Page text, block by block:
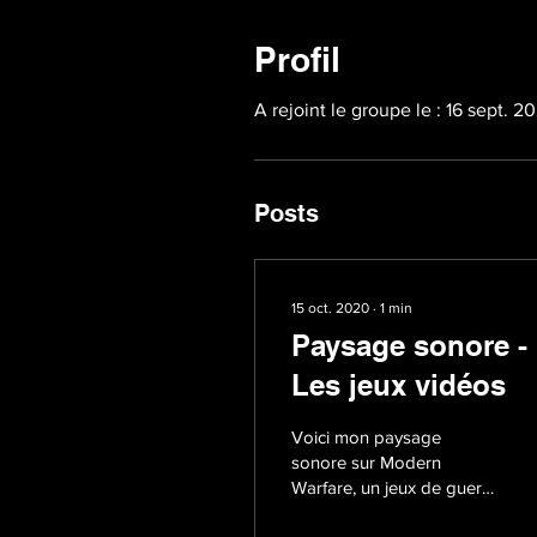
Profil
A rejoint le groupe le : 16 sept.
Posts
15 oct. 2020 ∙ 1 min
Paysage sonore -
Les jeux vidéos
Voici mon paysage
sonore sur Modern
Warfare, un jeux de guerre